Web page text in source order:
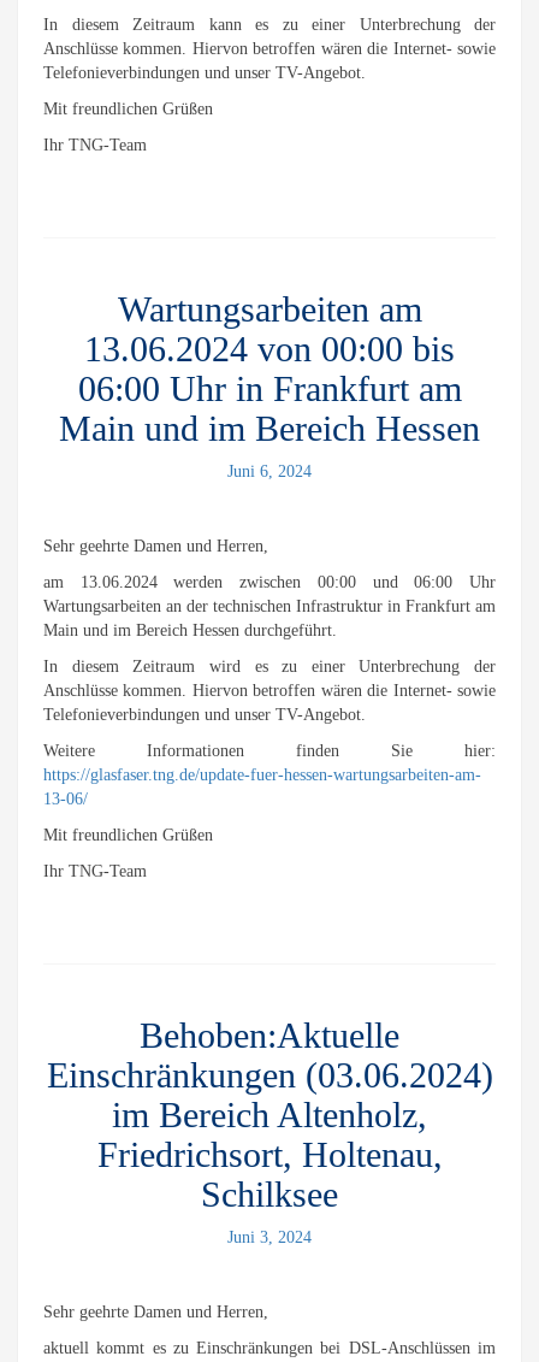
In diesem Zeitraum kann es zu einer Unterbrechung der
Anschlüsse kommen. Hiervon betroffen wären die Internet- sowie
Telefonieverbindungen und unser TV-Angebot.
Mit freundlichen Grüßen
Ihr TNG-Team
Wartungsarbeiten am
13.06.2024 von 00:00 bis
06:00 Uhr in Frankfurt am
Main und im Bereich Hessen
Juni 6, 2024
Sehr geehrte Damen und Herren,
am 13.06.2024 werden zwischen 00:00 und 06:00 Uhr
Wartungsarbeiten an der technischen Infrastruktur in Frankfurt am
Main und im Bereich Hessen durchgeführt.
In diesem Zeitraum wird es zu einer Unterbrechung der
Anschlüsse kommen. Hiervon betroffen wären die Internet- sowie
Telefonieverbindungen und unser TV-Angebot.
Weitere Informationen finden Sie hier:
https://glasfaser.tng.de/update-fuer-hessen-wartungsarbeiten-am-
13-06/
Mit freundlichen Grüßen
Ihr TNG-Team
Behoben:Aktuelle
Einschränkungen (03.06.2024)
im Bereich Altenholz,
Friedrichsort, Holtenau,
Schilksee
Juni 3, 2024
Sehr geehrte Damen und Herren,
aktuell kommt es zu Einschränkungen bei DSL-Anschlüssen im